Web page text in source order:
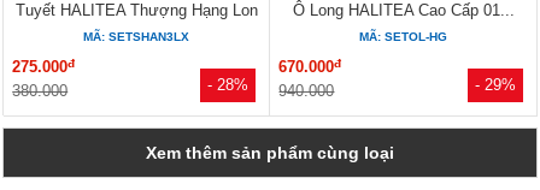
- 28%
Tuyết HALITEA Thượng Hạng Lon
Xanh
MÃ: SETSHAN3LX
275.000đ
380.000 - 29%
Ô Long HALITEA Cao Cấp 01...
MÃ: SETOL-HG
670.000đ
940.000
Xem thêm sản phẩm cùng loại